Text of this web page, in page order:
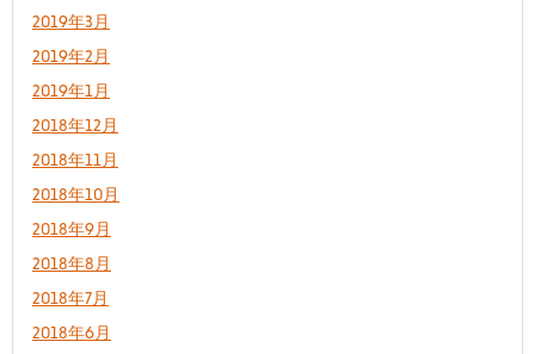
2019年3月
2019年2月
2019年1月
2018年12月
2018年11月
2018年10月
2018年9月
2018年8月
2018年7月
2018年6月